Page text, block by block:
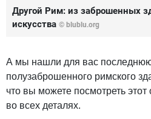
Другой Рим: из заброшенных
искусства © blublu.org
А мы нашли для вас последнюю
полузаброшенного римского
что вы можете посмотреть этот
во всех деталях.